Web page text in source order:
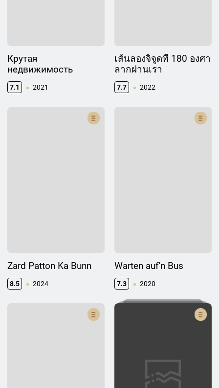
Крутая
недвижимость
7.1 2021
เส้นลองจิจูดที่ 180 องศา
ลากผ่านเรา
7.7 2022
Zard Patton Ka Bunn
8.5 2024
Warten auf'n Bus
7.3 2020